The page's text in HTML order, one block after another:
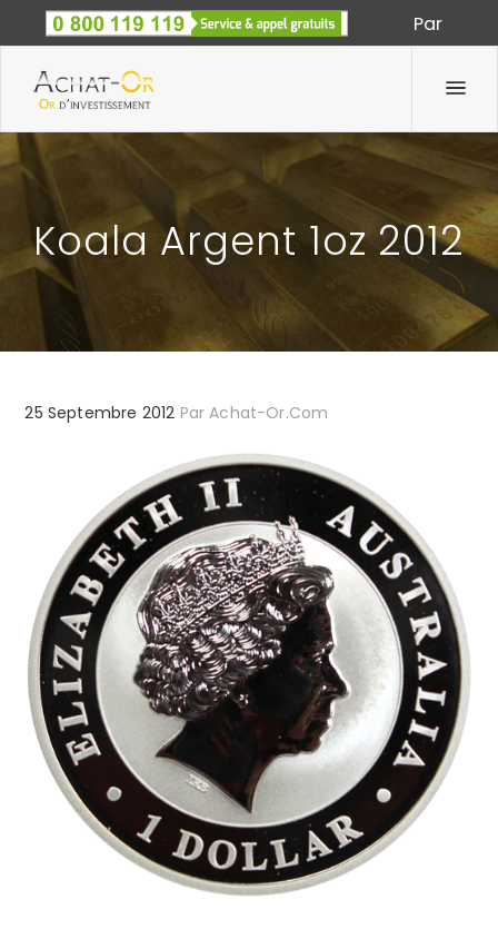
Par
Spécialiste des métaux précieux depuis 1933
Koala Argent 1oz 2012
25 Septembre 2012 ParAchat-Or.com